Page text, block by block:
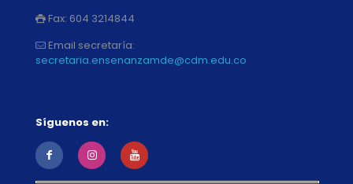
Fax: 604 3214844
Email secretaría:
secretaria.ensenanzamde@cdm.edu.co
Síguenos en: